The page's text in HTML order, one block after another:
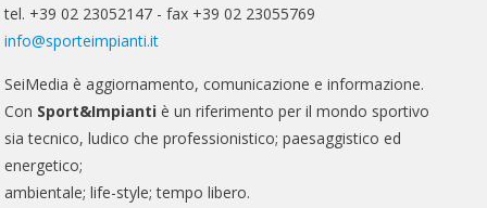
tel. +39 02 23052147 - fax +39 02 23055769
info@sporteimpianti.it
SeiMedia è aggiornamento, comunicazione e informazione.
Con Sport&Impianti è un riferimento per il mondo sportivo
sia tecnico, ludico che professionistico; paesaggistico ed
energetico;
ambientale; life-style; tempo libero.